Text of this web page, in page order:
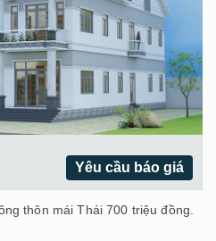
Yêu cầu báo giá
thôn mái Thái 700 triệu đồng.